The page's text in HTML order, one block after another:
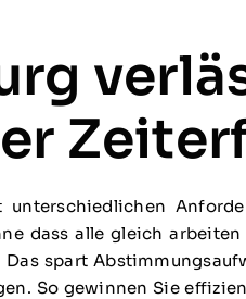
dass alle gleich
spart
So gewinnen Sie